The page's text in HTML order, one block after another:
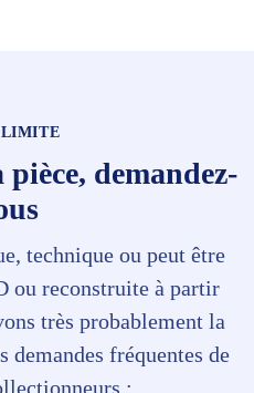
LIMITE
demandez-
technique ou peut être
ou reconstruite à partir
très probablement la
fréquentes de
: